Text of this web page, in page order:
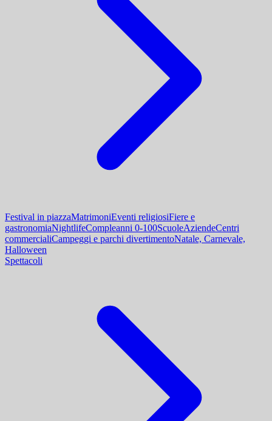
Festival in piazzaMatrimoniEventi religiosiFiere e
gastronomiaNightlifeCompleanni 0-100ScuoleAziendeCentri
commercialiCampeggi e parchi divertimentoNatale, Carnevale,
Halloween
Spettacoli